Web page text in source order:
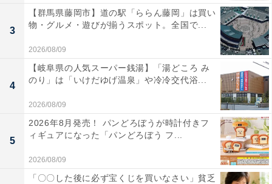
3
【群馬県藤岡市】道の駅「ららん藤岡」は買い
物・グルメ・遊びが揃うスポット。全国で...
2026/08/09
4
【岐阜県の人気スーパー銭湯】「湯どころ み
のり」は「いけだゆげ温泉」や冷冷交代浴...
2026/08/09
5
2026年8月発売！ パンどろぼうが時計付きフ
ィギュアになった「パンどろぼう フ...
2026/08/09
「〇〇した後に必ず宝くじを買いなさい」貧乏